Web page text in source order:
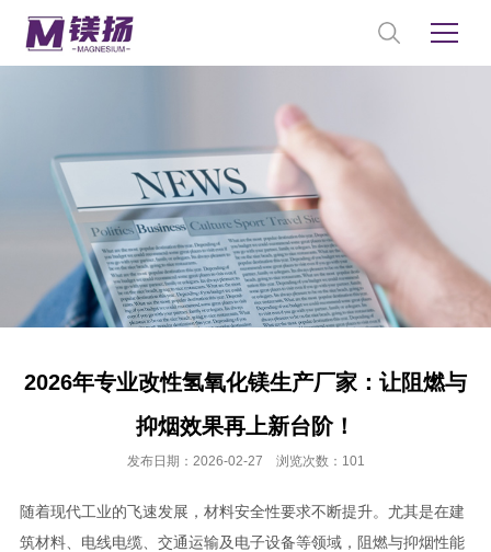
2026年专业改性氢氧化镁生产厂家：让阻燃与
抑烟效果再上新台阶！
发布日期：2026-02-27 浏览次数：101
随着现代工业的飞速发展，材料安全性要求不断提升。尤其是在建
筑材料、电线电缆、交通运输及电子设备等领域，阻燃与抑烟性能